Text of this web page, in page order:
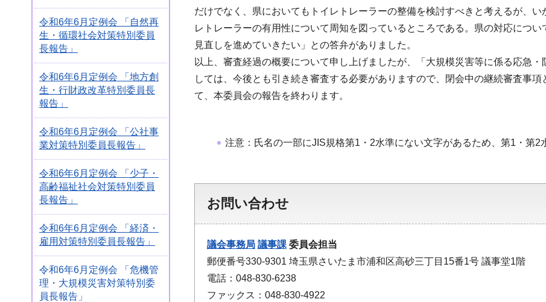
令和6年6月定例会 「自然再
生・循環社会対策特別委員
長報告」
令和6年6月定例会 「地方創
生・行財政改革特別委員長
報告」
令和6年6月定例会 「公社事
業対策特別委員長報告」
令和6年6月定例会 「少子・
高齢福祉社会対策特別委員
長報告」
令和6年6月定例会 「経済・
雇用対策特別委員長報告」
令和6年6月定例会 「危機管
理・大規模災害対策特別委
員長報告」
だけでなく、県においてもトイレトレーラーの整備を検討すべきと考えるが、
レトレーラーの有用性について周知を図っているところである。県の対応につ
見直しを進めていきたい」との答弁がありました。
以上、審査経過の概要について申し上げましたが、「大規模災害等に係る応急
しては、今後とも引き続き審査する必要がありますので、閉会中の継続審査事
て、本委員会の報告を終わります。
注意：氏名の一部にJIS規格第1・2水準にない文字があるため、第1・第2
お問い合わせ
議会事務局 議事課委員会担当
郵便番号330-9301 埼玉県さいたま市浦和区高砂三丁目15番1号 議事堂1階
電話：048-830-6238
ファックス：048-830-4922